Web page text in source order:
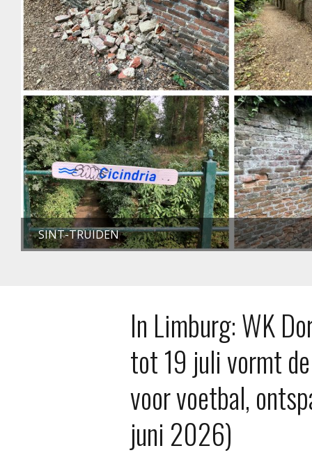
SINT-TRUIDEN
In Limburg: WK
tot 19 juli vormt
voor voetbal,
juni 2026)